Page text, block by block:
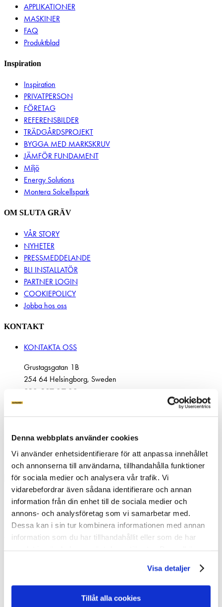
Denna webbplats använder cookies
Vi använder enhetsidentifierare för att anpassa innehållet
och annonserna till användarna, tillhandahålla funktioner
för sociala medier och analysera vår trafik. Vi
vidarebefordrar även sådana identifierare och annan
information från din enhet till de sociala medier och
annons- och analysföretag som vi samarbetar med.
Dessa kan i sin tur kombinera informationen med annan
information som du har tillhandahållit eller som de har
Visa detaljer
Tillåt alla cookies
APPLIKATIONER
MASKINER
FAQ
Produktblad
Inspiration
Inspiration
PRIVATPERSON
FÖRETAG
REFERENSBILDER
TRÄDGÅRDSPROJEKT
BYGGA MED MARKSKRUV
JÄMFÖR FUNDAMENT
Miljö
Energy Solutions
Montera Solcellspark
OM SLUTA GRÄV
VÅR STORY
NYHETER
PRESSMEDDELANDE
BLI INSTALLATÖR
PARTNER LOGIN
COOKIEPOLICY
Jobba hos oss
KONTAKT
KONTAKTA OSS
Grustagsgatan 1B
254 64 Helsingborg, Sweden
010-147 07 00
FÖLJ OSS
SV| NO|DK |FIN |NL | DE| CH|UK| NZ| AU| USA |CAN